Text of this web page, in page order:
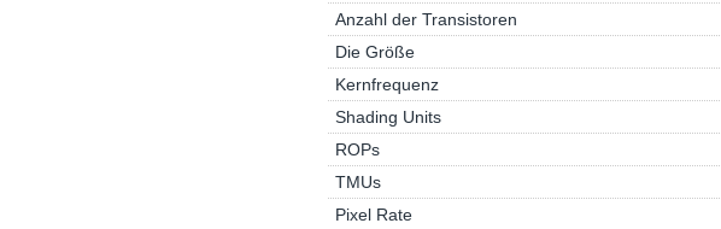
Anzahl der Transistoren
Die Größe
Kernfrequenz
Shading Units
ROPs
TMUs
Pixel Rate